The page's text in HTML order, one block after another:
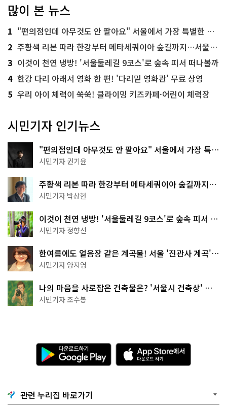
많이 본 뉴스
1 "편의점인데 아무것도 안 팔아요" 서울에서 가장 특별한 편의점의 정체
2 주황색 리본 따라 한강부터 메타세쿼이아 숲길까지…서울둘레길 15코스
3 이것이 천연 냉방! '서울둘레길 9코스'로 숲속 피서 떠나볼까
4 한강 다리 아래서 영화 한 편! '다리밑 영화관' 무료 상영
5 우리 아이 체력이 쑥쑥! 클라이밍 키즈카페·어린이 체력장
시민기자 인기뉴스
"편의점인데 아무것도 안 팔아요" 서울에서 가장 특별
한 편의점의 정체
시민기자 권기윤
주황색 리본 따라 한강부터 메타세쿼이아 숲길까지…
서울둘레길 15코스
시민기자 박상현
이것이 천연 냉방! '서울둘레길 9코스'로 숲속 피서 떠
나볼까
시민기자 정향선
한여름에도 얼음장 같은 계곡물! 서울 '진관사 계곡'이
천국이네~
시민기자 양지영
나의 마음을 사로잡은 건축물은? '서울시 건축상' 수
상작 공개!
시민기자 조수봉
다
운
로
기
G
A
p
p
관련 누리집 바로가기